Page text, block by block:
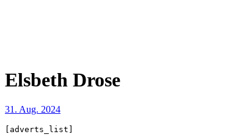
Elsbeth Drose
31. Aug. 2024
[adverts_list]